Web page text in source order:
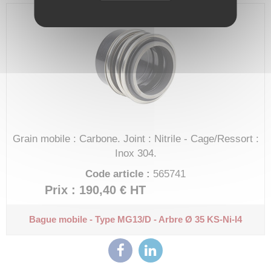
Grain mobile : Carbone. Joint : Nitrile - Cage/Ressort :
Inox 304.
Code article : 565741
Prix : 190,40 € HT
Bague mobile - Type MG13/D - Arbre Ø 35 KS-Ni-I4